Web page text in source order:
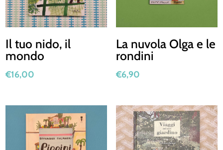
Il tuo nido, il
mondo
€16,00
La nuvola Olga e le
rondini
€6,90